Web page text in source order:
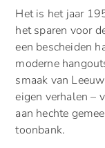
Het is het jaar
het sparen voor
een bescheiden
moderne
smaak van
eigen verhalen –
aan hechte
toonbank.